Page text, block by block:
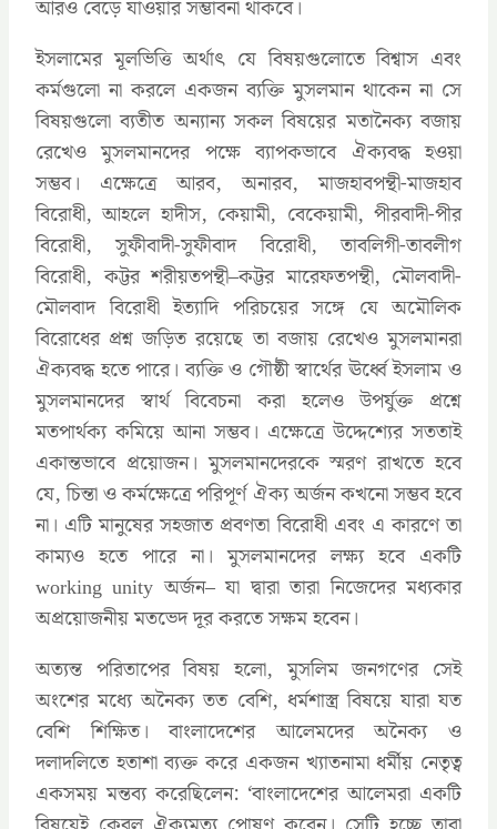
আরও বেড়ে যাওয়ার সম্ভাবনা থাকবে।
ইসলামের মূলভিত্তি অর্থাৎ যে বিষয়গুলোতে বিশ্বাস এবং
কর্মগুলো না করলে একজন ব্যক্তি মুসলমান থাকেন না সে
বিষয়গুলো ব্যতীত অন্যান্য সকল বিষয়ের মতানৈক্য বজায়
রেখেও মুসলমানদের পক্ষে ব্যাপকভাবে ঐক্যবদ্ধ হওয়া
সম্ভব। এক্ষেত্রে আরব, অনারব, মাজহাবপন্থী-মাজহাব
বিরোধী, আহলে হাদীস, কেয়ামী, বেকেয়ামী, পীরবাদী-পীর
বিরোধী, সুফীবাদী-সুফীবাদ বিরোধী, তাবলিগী-তাবলীগ
বিরোধী, কট্টর শরীয়তপন্থী–কট্টর মারেফতপন্থী, মৌলবাদী-
মৌলবাদ বিরোধী ইত্যাদি পরিচয়ের সঙ্গে যে অমৌলিক
বিরোধের প্রশ্ন জড়িত রয়েছে তা বজায় রেখেও মুসলমানরা
ঐক্যবদ্ধ হতে পারে। ব্যক্তি ও গৌষ্ঠী স্বার্থের ঊর্ধ্বে ইসলাম ও
মুসলমানদের স্বার্থ বিবেচনা করা হলেও উপর্যুক্ত প্রশ্নে
মতপার্থক্য কমিয়ে আনা সম্ভব। এক্ষেত্রে উদ্দেশ্যের সততাই
একান্তভাবে প্রয়োজন। মুসলমানদেরকে স্মরণ রাখতে হবে
যে, চিন্তা ও কর্মক্ষেত্রে পরিপূর্ণ ঐক্য অর্জন কখনো সম্ভব হবে
না। এটি মানুষের সহজাত প্রবণতা বিরোধী এবং এ কারণে তা
কাম্যও হতে পারে না। মুসলমানদের লক্ষ্য হবে একটি
working unity অর্জন– যা দ্বারা তারা নিজেদের মধ্যকার
অপ্রয়োজনীয় মতভেদ দূর করতে সক্ষম হবেন।
অত্যন্ত পরিতাপের বিষয় হলো, মুসলিম জনগণের সেই
অংশের মধ্যে অনৈক্য তত বেশি, ধর্মশাস্ত্র বিষয়ে যারা যত
বেশি শিক্ষিত। বাংলাদেশের আলেমদের অনৈক্য ও
দলাদলিতে হতাশা ব্যক্ত করে একজন খ্যাতনামা ধর্মীয় নেতৃত্ব
একসময় মন্তব্য করেছিলেন: ‘বাংলাদেশের আলেমরা একটি